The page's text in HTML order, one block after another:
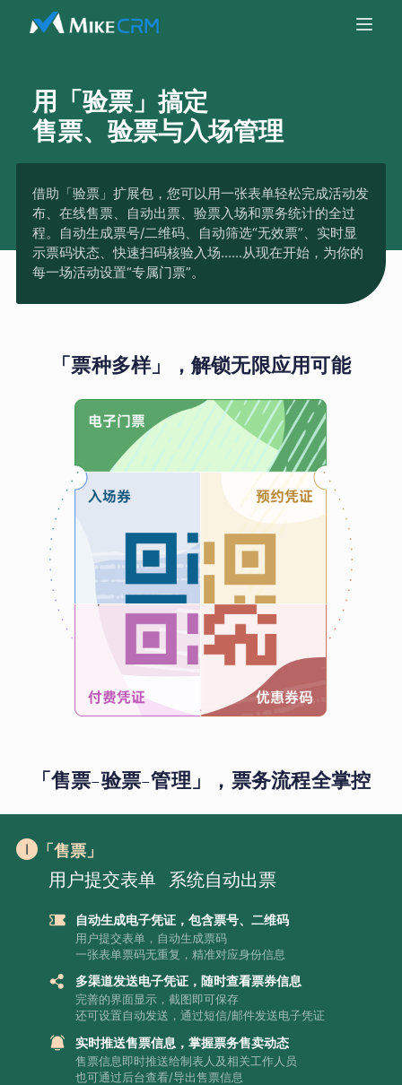
用「验票」搞定
售票、验票与入场管理
借助「验票」扩展包，您可以用一张表单轻松完成活动发
布、在线售票、自动出票、验票入场和票务统计的全过
程。自动生成票号/二维码、自动筛选“无效票”、实时显
示票码状态、快速扫码核验入场......从现在开始，为你的
每一场活动设置“专属门票”。
「票种多样」，解锁无限应用可能
「售票-验票-管理」，票务流程全掌控
「售票」
用户提交表单 系统自动出票
自动生成电子凭证，包含票号、二维码
用户提交表单，自动生成票码
一张表单票码无重复，精准对应身份信息
多渠道发送电子凭证，随时查看票券信息
完善的界面显示，截图即可保存
还可设置自动发送，通过短信/邮件发送电子凭证
实时推送售票信息，掌握票务售卖动态
售票信息即时推送给制表人及相关工作人员
也可通过后台查看/导出售票信息